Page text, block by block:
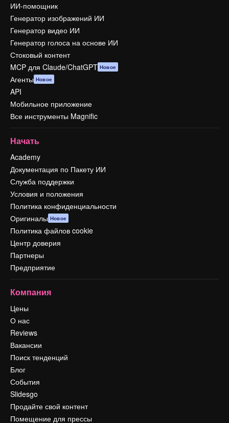
ИИ-помощник
Генератор изображений ИИ
Генератор видео ИИ
Генератор голоса на основе ИИ
Стоковый контент
MCP для Claude/ChatGPT Новое
Агенты Новое
API
Мобильное приложение
Все инструменты Magnific
Начать
Academy
Документация по Пакету ИИ
Служба поддержки
Условия и положения
Политика конфиденциальности
Оригиналы Новое
Политика файлов cookie
Центр доверия
Партнеры
Предприятие
Компания
Цены
О нас
Reviews
Вакансии
Поиск тенденций
Блог
События
Slidesgo
Продайте свой контент
Помещение для прессы